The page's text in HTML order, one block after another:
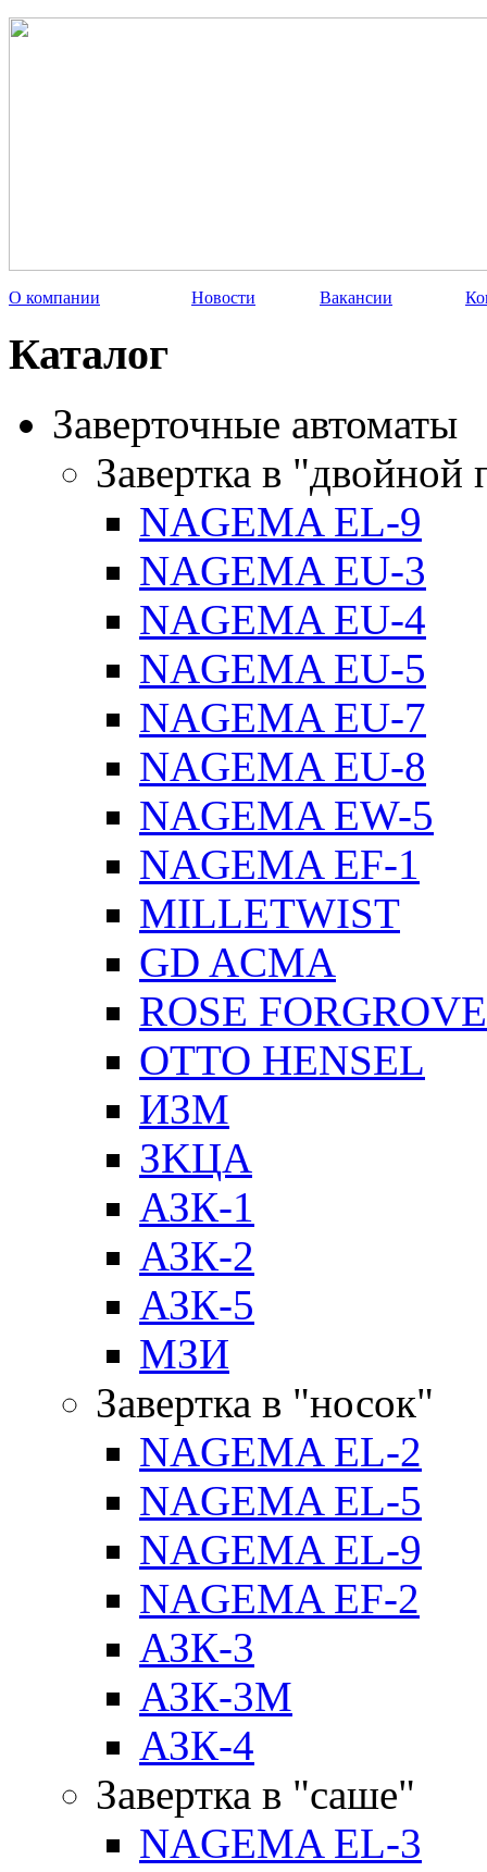
О компании Новости Вакансии
Каталог
Заверточные автоматы
Завертка в "двойной
NAGEMA EL-9
NAGEMA EU-3
NAGEMA EU-4
NAGEMA EU-5
NAGEMA EU-7
NAGEMA EU-8
NAGEMA EW-5
NAGEMA EF-1
MILLETWIST
GD ACMA
ROSE FORGROVE
OTTO HENSEL
ИЗМ
ЗKЦA
АЗК-1
АЗК-2
АЗК-5
МЗИ
Завертка в "носок"
NAGEMA EL-2
NAGEMA EL-5
NAGEMA EL-9
NAGEMA EF-2
АЗК-3
АЗК-3М
АЗК-4
Завертка в "саше"
NAGEMA EL-3